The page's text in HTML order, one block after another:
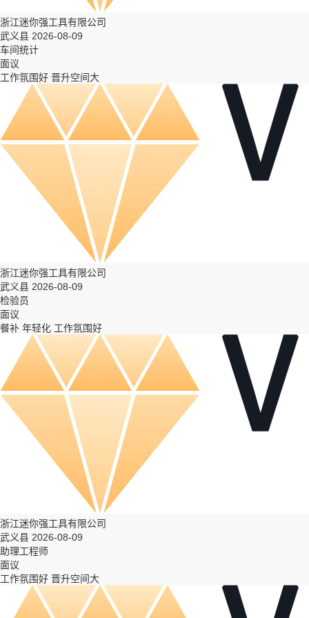
浙江迷你强工具有限公司
武义县 2026-08-09
车间统计
面议
工作氛围好 晋升空间大
浙江迷你强工具有限公司
武义县 2026-08-09
检验员
面议
餐补 年轻化 工作氛围好
浙江迷你强工具有限公司
武义县 2026-08-09
助理工程师
面议
工作氛围好 晋升空间大